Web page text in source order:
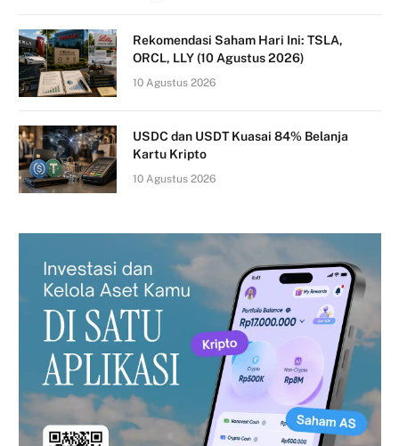
Rekomendasi Saham Hari Ini: TSLA,
ORCL, LLY (10 Agustus 2026)
10 Agustus 2026
USDC dan USDT Kuasai 84% Belanja
Kartu Kripto
10 Agustus 2026